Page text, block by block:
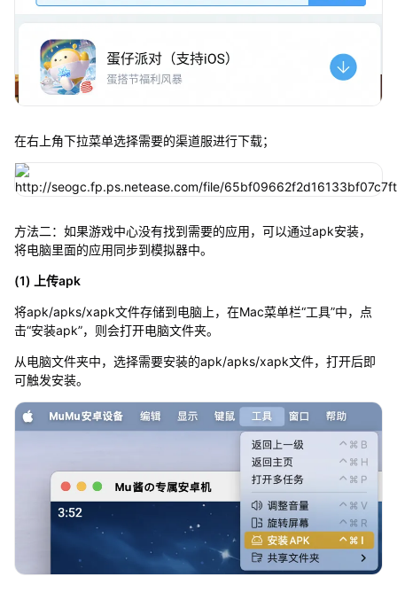
在右上角下拉菜单选择需要的渠道服进行下载；
方法二：如果游戏中心没有找到需要的应用，可以通过apk安装，
将电脑里面的应用同步到模拟器中。
(1) 上传apk
将apk/apks/xapk文件存储到电脑上，在Mac菜单栏“工具”中，点
击“安装apk”，则会打开电脑文件夹。
从电脑文件夹中，选择需要安装的apk/apks/xapk文件，打开后即
可触发安装。